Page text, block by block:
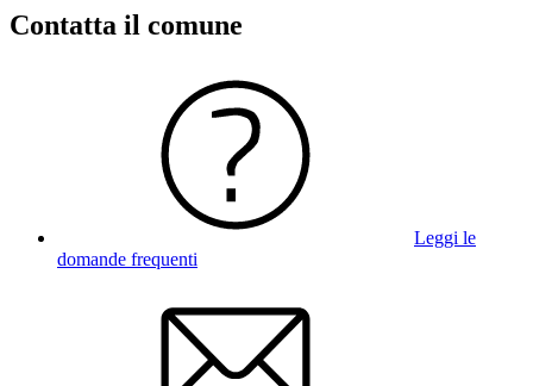
Contatta il comune
Leggi le
domande frequenti